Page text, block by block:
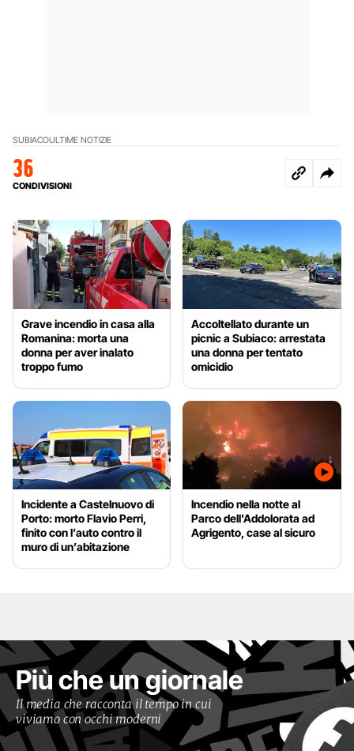
SUBIACOULTIME NOTIZIE
36
CONDIVISIONI
Grave incendio in casa alla
Romanina: morta una
donna per aver inalato
troppo fumo
Accoltellato durante un
picnic a Subiaco: arrestata
una donna per tentato
omicidio
Incidente a Castelnuovo di
Porto: morto Flavio Perri,
finito con l’auto contro il
muro di un’abitazione
Incendio nella notte al
Parco dell'Addolorata ad
Agrigento, case al sicuro
Più che un giornale
Il media che racconta il tempo in cui
viviamo con occhi moderni